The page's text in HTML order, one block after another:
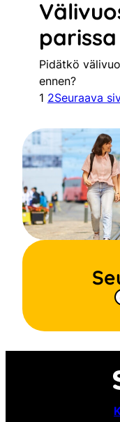
parissa
Pidätkö
ennen?
1 2Seuraava